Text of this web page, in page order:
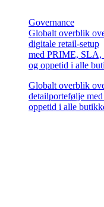
Governance
Globalt overblik
digitale retail-setup
med PRIME,
og oppetid i alle
Globalt overblik
detailportefølje
oppetid i alle